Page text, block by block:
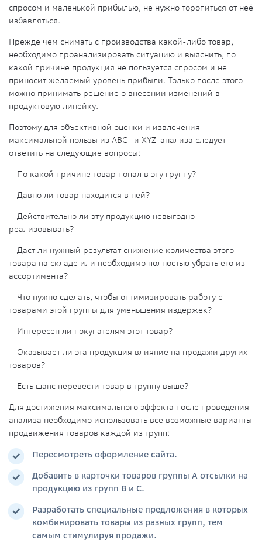
спросом и маленькой прибылью, не нужно торопиться от неё
избавляться.
Прежде чем снимать с производства какой-либо товар,
необходимо проанализировать ситуацию и выяснить, по
какой причине продукция не пользуется спросом и не
приносит желаемый уровень прибыли. Только после этого
можно принимать решение о внесении изменений в
продуктовую линейку.
Поэтому для объективной оценки и извлечения
максимальной пользы из ABC- и XYZ-анализа следует
ответить на следующие вопросы:
– По какой причине товар попал в эту группу?
– Давно ли товар находится в ней?
– Действительно ли эту продукцию невыгодно
реализовывать?
– Даст ли нужный результат снижение количества этого
товара на складе или необходимо полностью убрать его из
ассортимента?
– Что нужно сделать, чтобы оптимизировать работу с
товарами этой группы для уменьшения издержек?
– Интересен ли покупателям этот товар?
– Оказывает ли эта продукция влияние на продажи других
товаров?
– Есть шанс перевести товар в группу выше?
Для достижения максимального эффекта после проведения
анализа необходимо использовать все возможные варианты
продвижения товаров каждой из групп:
Пересмотреть оформление сайта.
Добавить в карточки товаров группы А отсылки на
продукцию из групп В и С.
Разработать специальные предложения в которых
комбинировать товары из разных групп, тем
самым стимулируя продажи.